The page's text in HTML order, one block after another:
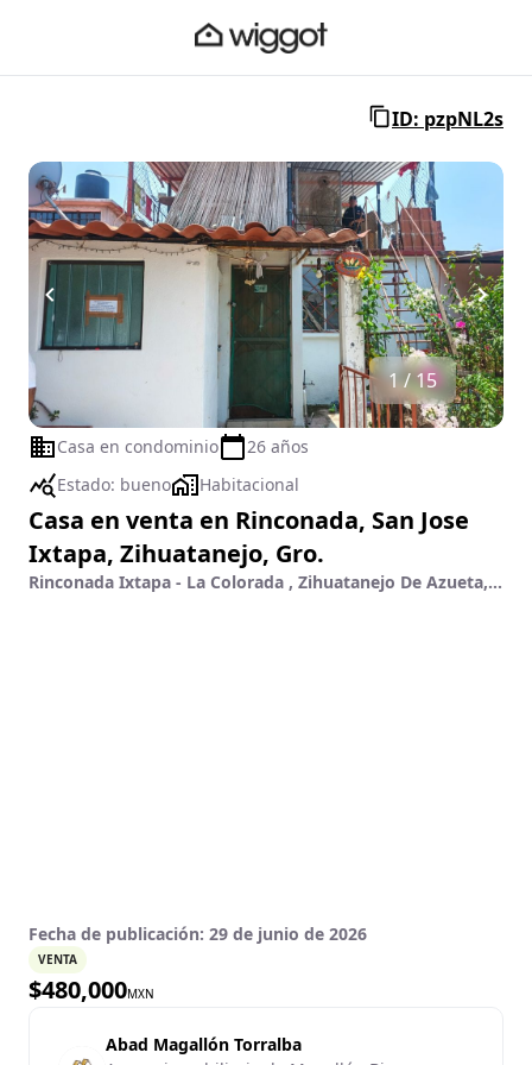
ID: pzpNL2s
1 / 15
Casa en condominio
26 años
Estado: bueno Habitacional
Casa en venta en Rinconada, San Jose
Ixtapa, Zihuatanejo, Gro.
Rinconada Ixtapa - La Colorada , Zihuatanejo De Azueta, Guerrero
Fecha de publicación: 29 de junio de 2026
VENTA
$480,000MXN
Abad Magallón Torralba